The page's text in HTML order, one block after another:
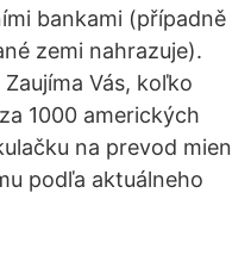
bankami (případně
zemi nahrazuje).
Vás, koľko
1000 amerických
na prevod mien
podľa aktuálneho